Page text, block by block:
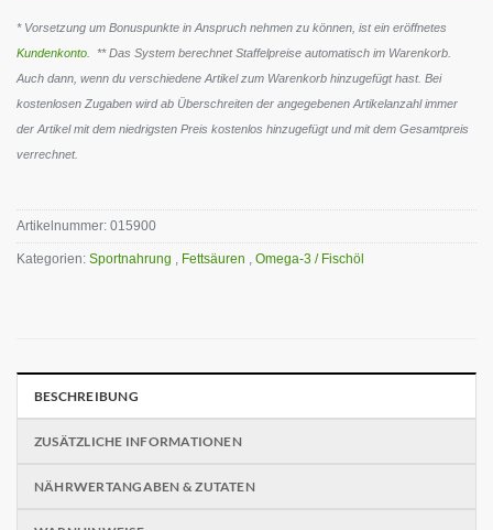
* Vorsetzung um Bonuspunkte in Anspruch nehmen zu können, ist ein eröffnetes
Kundenkonto . ** Das System berechnet Staffelpreise automatisch im Warenkorb.
Auch dann, wenn du verschiedene Artikel zum Warenkorb hinzugefügt hast. Bei
kostenlosen Zugaben wird ab Überschreiten der angegebenen Artikelanzahl immer
der Artikel mit dem niedrigsten Preis kostenlos hinzugefügt und mit dem Gesamtpreis
verrechnet.
Artikelnummer: 015900
Kategorien: Sportnahrung , Fettsäuren , Omega-3 / Fischöl
BESCHREIBUNG
ZUSÄTZLICHE INFORMATIONEN
NÄHRWERTANGABEN & ZUTATEN